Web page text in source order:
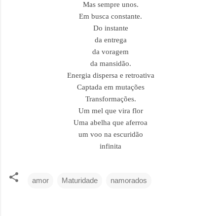
Mas sempre unos.
Em busca constante.
Do instante
da entrega
da voragem
da mansidão.
Energia dispersa e retroativa
Captada em mutações
Transformações.
Um mel que vira flor
Uma abelha que aferroa
um voo na escuridão
infinita
amor Maturidade namorados